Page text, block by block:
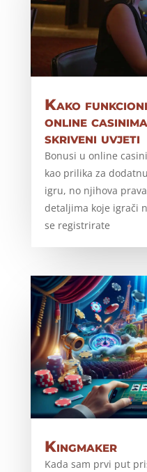
Kako
online
skriveni uvjeti
Bonusi u online
kao prilika za
igru, no njihova
detaljima koje igrači
se registrirate
Kingmaker
Kada sam prvi put